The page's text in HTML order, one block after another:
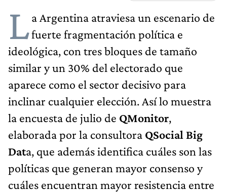
La Argentina atraviesa un escenario de
fuerte fragmentación política e
ideológica, con tres bloques de tamaño
similar y un 30% del electorado que
aparece como el sector decisivo para
inclinar cualquier elección. Así lo muestra
la encuesta de julio de QMonitor,
elaborada por la consultora QSocial Big
Data, que además identifica cuáles son las
políticas que generan mayor consenso y
cuáles encuentran mayor resistencia entre